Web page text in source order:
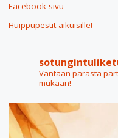
Facebook-sivu
Huippupestit aikuisille!
Vantaan parasta
mukaan!